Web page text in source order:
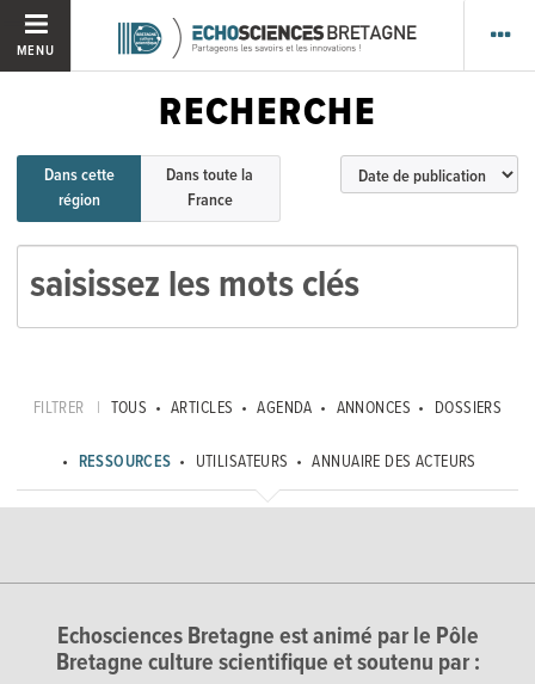
MENU
RECHERCHE
Dans cette
région
Dans toute la
France
FILTRER | TOUS ARTICLES AGENDA ANNONCES DOSSIERS
RESSOURCES UTILISATEURS ANNUAIRE DES ACTEURS
Echosciences Bretagne est animé par le Pôle
Bretagne culture scientifique et soutenu par :